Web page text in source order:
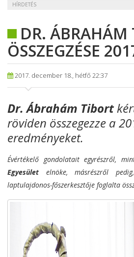
HÍRDETÉS
DR. ÁBRAHÁM
ÖSSZEGZÉSE
2017. december 18., hétfő 22:37
Dr. Ábrahám Tibort
röviden összegezze a
eredményeket.
Évértékelő gondolatait egyrészről,
Egyesület elnöke, másrészről
laptulajdonos-főszerkesztője foglalta